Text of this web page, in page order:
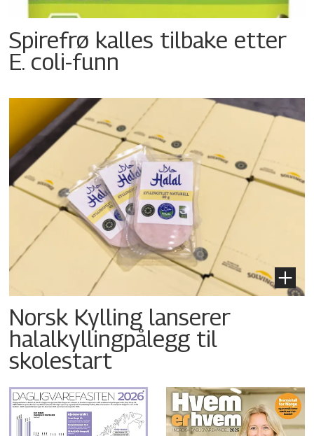
Spirefrø kalles tilbake etter
E. coli-funn
Norsk Kylling lanserer
halalkyllingpålegg til
skolestart